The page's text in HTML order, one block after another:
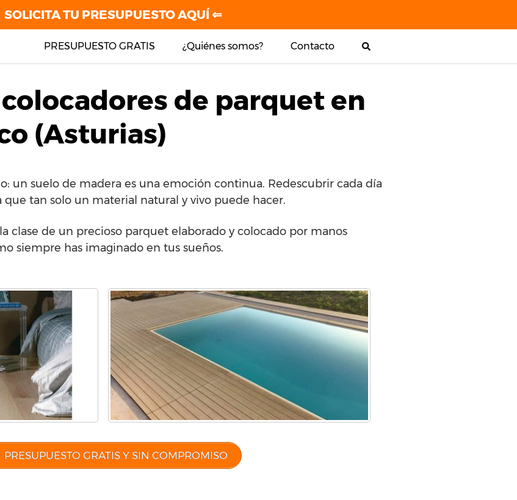
PRESUPUESTO GRATIS ¿Quiénes somos? Contacto
de parquet en
(Asturias)
un suelo de madera es una emoción continua. Redescubrir cada día
tan solo un material natural y vivo puede hacer.
clase de un precioso parquet elaborado y colocado por manos
siempre has imaginado en tus sueños.
PRESUPUESTO GRATIS Y SIN COMPROMISO
SOLICITA TU PRESUPUESTO AQUÍ ⇐